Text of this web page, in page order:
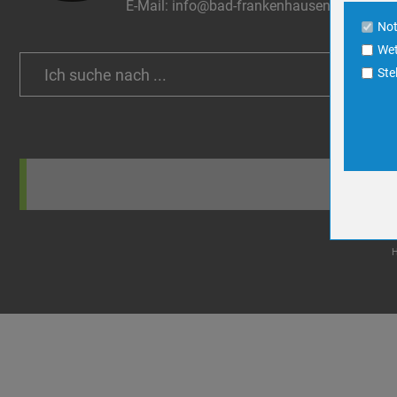
E-Mail: info@bad-frankenhausen.de
Name
Anbieter